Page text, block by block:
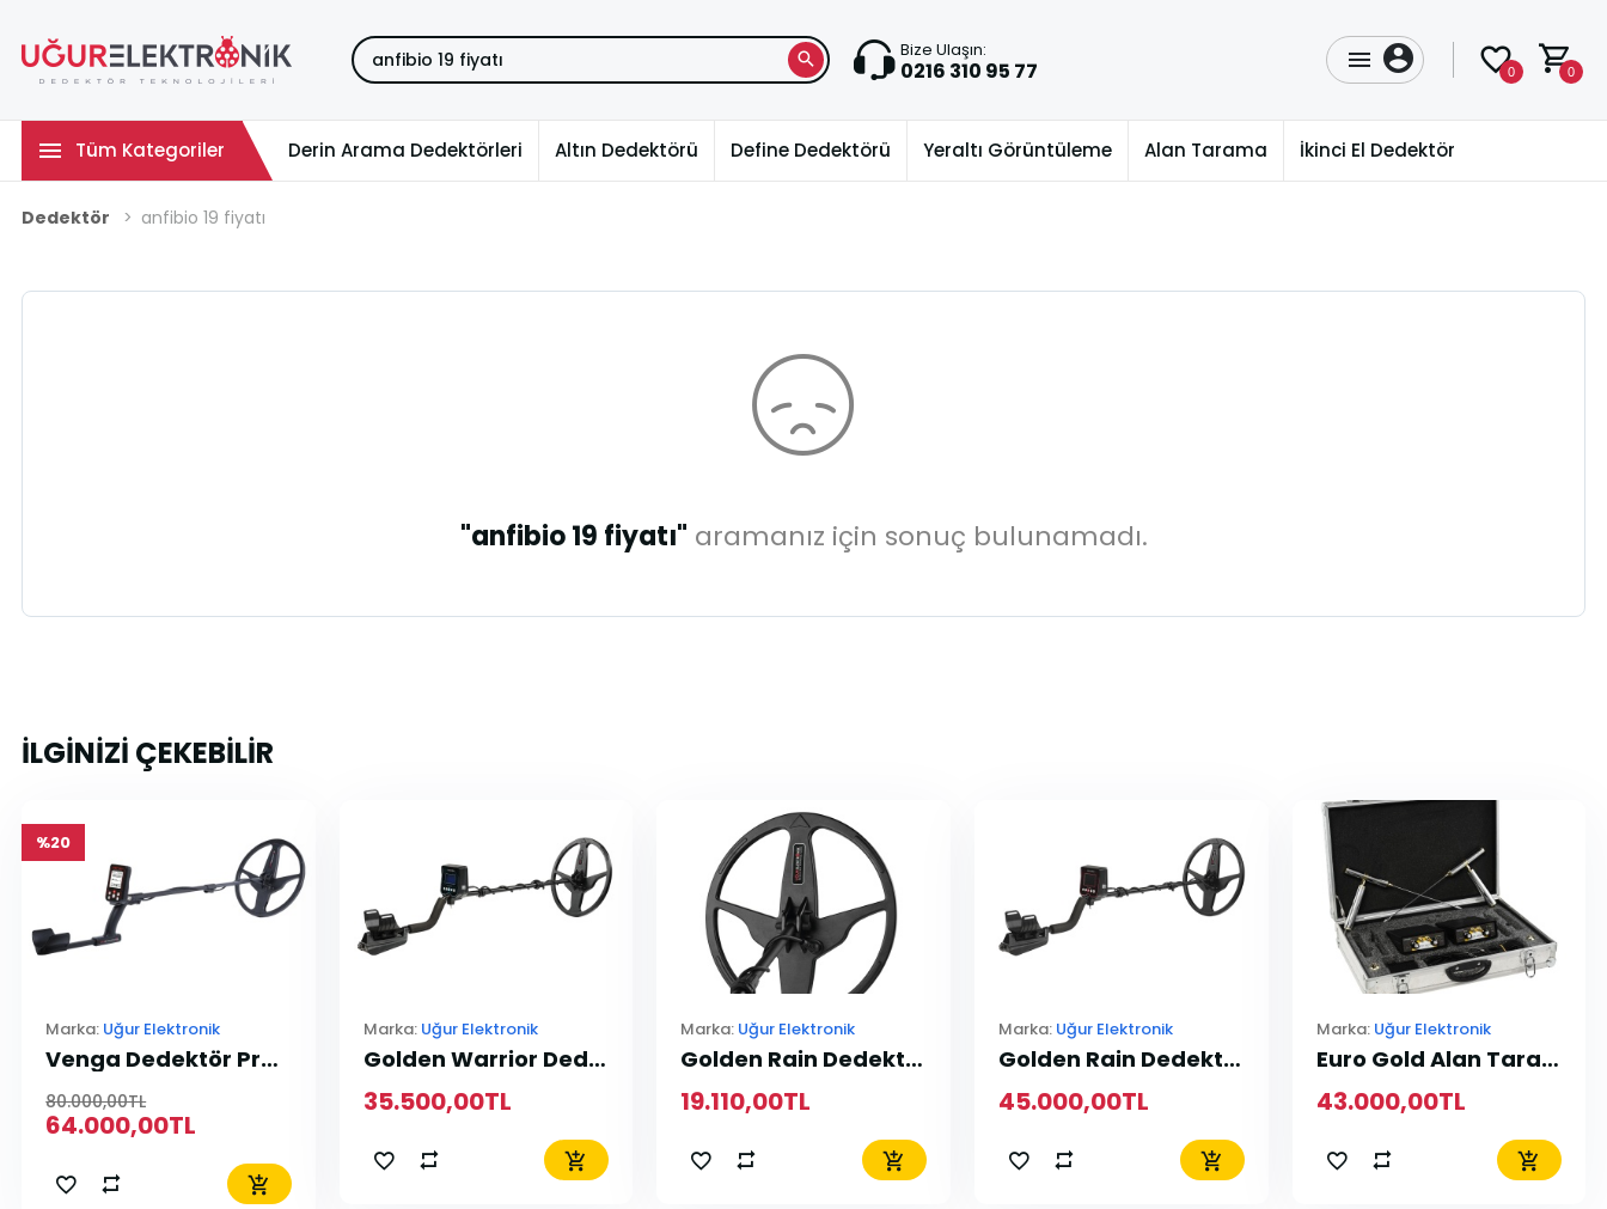
Bize Ulaşın:
0216 310 95 77 0 0
Tüm Kategoriler Derin Arama Dedektörleri Altın Dedektörü Define Dedektörü Yeraltı Görüntüleme Alan Tarama İkinci El Dedektör
Dedektör anfibio 19 fiyatı
"anfibio 19 fiyatı" aramanız için sonuç bulunamadı.
İLGİNİZİ ÇEKEBİLİR
%20
Marka: Uğur Elektronik
Venga Dedektör Pro Paket
80.000,00TL
64.000,00TL
Marka: Uğur Elektronik
Golden Warrior Dedektör
35.500,00TL
Marka: Uğur Elektronik
Golden Rain Dedektör 41cm Arama Başlığı
19.110,00TL
Marka: Uğur Elektronik
Golden Rain Dedektör Standart Paket
45.000,00TL
Marka: Uğur Elektronik
Euro Gold Alan Tarama
43.000,00TL